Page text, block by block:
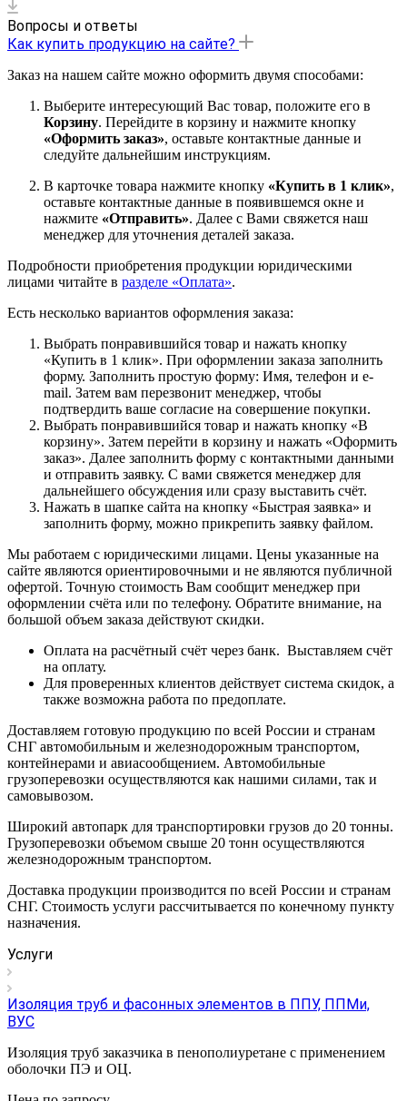
Вопросы и ответы
Как купить продукцию на сайте?
Заказ на нашем сайте можно оформить двумя способами:
Выберите интересующий Вас товар, положите его в
Корзину. Перейдите в корзину и нажмите кнопку
«Оформить заказ», оставьте контактные данные и
следуйте дальнейшим инструкциям.
В карточке товара нажмите кнопку «Купить в 1 клик»,
оставьте контактные данные в появившемся окне и
нажмите «Отправить». Далее с Вами свяжется наш
менеджер для уточнения деталей заказа.
Подробности приобретения продукции юридическими
лицами читайте в разделе «Оплата».
Есть несколько вариантов оформления заказа:
Выбрать понравившийся товар и нажать кнопку
«Купить в 1 клик». При оформлении заказа заполнить
форму. Заполнить простую форму: Имя, телефон и e-
mail. Затем вам перезвонит менеджер, чтобы
подтвердить ваше согласие на совершение покупки.
Выбрать понравившийся товар и нажать кнопку «В
корзину». Затем перейти в корзину и нажать «Оформить
заказ». Далее заполнить форму с контактными данными
и отправить заявку. С вами свяжется менеджер для
дальнейшего обсуждения или сразу выставить счёт.
Нажать в шапке сайта на кнопку «Быстрая заявка» и
заполнить форму, можно прикрепить заявку файлом.
Мы работаем с юридическими лицами. Цены указанные на
сайте являются ориентировочными и не являются публичной
офертой. Точную стоимость Вам сообщит менеджер при
оформлении счёта или по телефону. Обратите внимание, на
большой объем заказа действуют скидки.
Оплата на расчётный счёт через банк. Выставляем счёт
на оплату.
Для проверенных клиентов действует система скидок, а
также возможна работа по предоплате.
Доставляем готовую продукцию по всей России и странам
СНГ автомобильным и железнодорожным транспортом,
контейнерами и авиасообщением. Автомобильные
грузоперевозки осуществляются как нашими силами, так и
самовывозом.
Широкий автопарк для транспортировки грузов до 20 тонны.
Грузоперевозки объемом свыше 20 тонн осуществляются
железнодорожным транспортом.
Доставка продукции производится по всей России и странам
СНГ. Стоимость услуги рассчитывается по конечному пункту
назначения.
Услуги
Изоляция труб и фасонных элементов в ППУ, ППМи,
ВУС
Изоляция труб заказчика в пенополиуретане с применением
оболочки ПЭ и ОЦ.